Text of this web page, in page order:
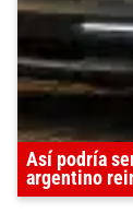
Así podría
argentino